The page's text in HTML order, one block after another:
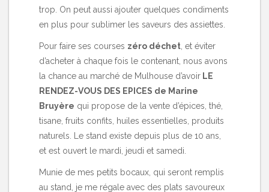
trop. On peut aussi ajouter quelques condiments
en plus pour sublimer les saveurs des assiettes.
Pour faire ses courses zéro déchet , et éviter
d’acheter à chaque fois le contenant, nous avons
la chance au marché de Mulhouse d’avoir LE
RENDEZ-VOUS DES EPICES de Marine
Bruyère qui propose de la vente d’épices, thé,
tisane, fruits confits, huiles essentielles, produits
naturels. Le stand existe depuis plus de 10 ans,
et est ouvert le mardi, jeudi et samedi.
Munie de mes petits bocaux, qui seront remplis
au stand, je me régale avec des plats savoureux